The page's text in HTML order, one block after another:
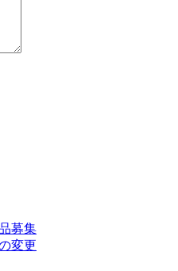
募集
変更